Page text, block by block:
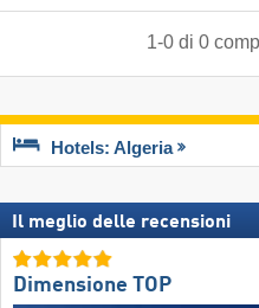
1-0di 0
Hotels: Algeria
Il meglio delle recensioni
Dimensione TOP